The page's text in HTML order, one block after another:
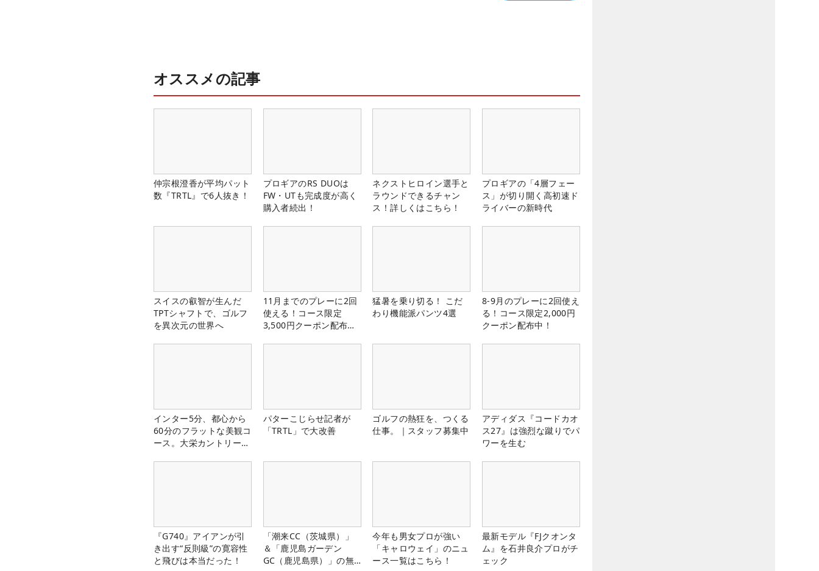
オススメの記事
仲宗根澄香が平均パット
数『TRTL』で6人抜き！
プロギアのRS DUOは
FW・UTも完成度が高く
購入者続出！
ネクストヒロイン選手と
ラウンドできるチャン
ス！詳しくはこちら！
プロギアの「4層フェー
ス」が切り開く高初速ド
ライバーの新時代
スイスの叡智が生んだ
TPTシャフトで、ゴルフ
を異次元の世界へ
11月までのプレーに2回
使える！コース限定
3,500円クーポン配布
猛暑を乗り切る！ こだ
わり機能派パンツ4選
8-9月のプレーに2回使え
る！コース限定2,000円
クーポン配布中！
インター5分、都心から
60分のフラットな美観コ
ース。大栄カントリー俱
パターこじらせ記者が
「TRTL」で大改善
ゴルフの熱狂を、つくる
仕事。｜スタッフ募集中
アディダス『コードカオ
ス27』は強烈な蹴りでパ
ワーを生む
『G740』アイアンが引
き出す“反則級”の寛容性
と飛びは本当だった！
「潮来CC（茨城県）」
＆「鹿児島ガーデン
GC（鹿児島県）」の無
今年も男女プロが強い
「キャロウェイ」のニュ
ース一覧はこちら！
最新モデル『FJクオンタ
ム』を石井良介プロがチ
ェック